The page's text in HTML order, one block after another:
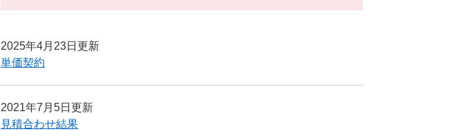
2025年4月23日更新
単価契約
2021年7月5日更新
見積合わせ結果